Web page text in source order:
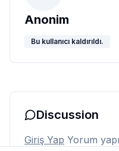
Anonim
Bu kullanıcı kaldırıldı.
Discussion
Giriş Yap Yorum